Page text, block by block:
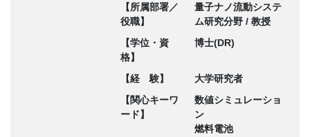
【所属部署／
役職】
量子ナノ流動システ
ム研究分野 / 教授
【学位・資
格】
博士(DR)
【経 験】
大学研究者
【関心キーワ
ード】
数値シミュレーショ
ン
燃料電池